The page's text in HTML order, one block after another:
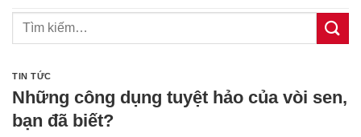
Tìm
TIN TỨC
Những công dụng tuyệt hảo của vòi sen,
bạn đã biết?